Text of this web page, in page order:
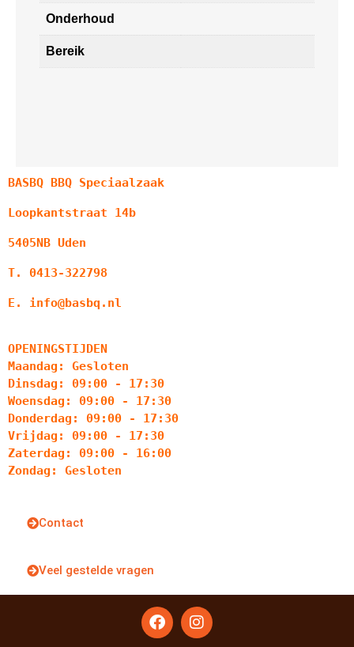
Onderhoud
Bereik
BASBQ BBQ Speciaalzaak
Loopkantstraat 14b
5405NB Uden
T. 0413-322798
E. info@basbq.nl
OPENINGSTIJDEN
Maandag: Gesloten
Dinsdag: 09:00 - 17:30
Woensdag: 09:00 - 17:30
Donderdag: 09:00 - 17:30
Vrijdag: 09:00 - 17:30
Zaterdag: 09:00 - 16:00
Zondag: Gesloten
Contact
Veel gestelde vragen